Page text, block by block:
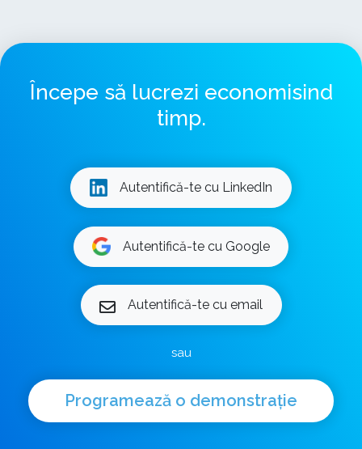
Începe să lucrezi economisind
timp.
Autentifică-te cu LinkedIn
Autentifică-te cu Google
Autentifică-te cu email
sau
Programează o demonstrație